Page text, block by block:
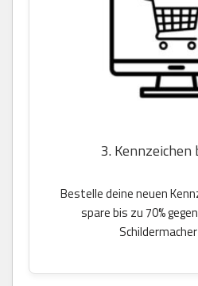
3.
Bestelle deine neuen
spare bis zu 70%